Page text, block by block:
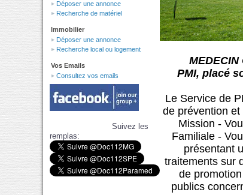
Déposer une annonce
Recherche de matériel
Immobilier
Déposer une annonce
Recherche local ou logement
Vos Emails
Consultez vos emails
Suivez les
remplas:
PMI, placé
Le Service de
de prévention
Mission -
Familiale -
présentant
traitements sur
de
publics